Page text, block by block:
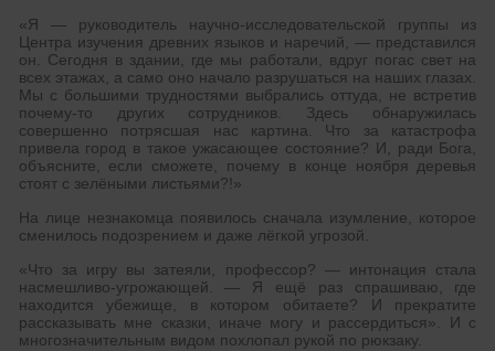
«Я — руководитель научно-исследовательской группы из
Центра изучения древних языков и наречий, — представился
он. Сегодня в здании, где мы работали, вдруг погас свет на
всех этажах, а само оно начало разрушаться на наших глазах.
Мы с большими трудностями выбрались оттуда, не встретив
почему-то других сотрудников. Здесь обнаружилась
совершенно потрясшая нас картина. Что за катастрофа
привела город в такое ужасающее состояние? И, ради Бога,
объясните, если сможете, почему в конце ноября деревья
стоят с зелёными листьями?!»
На лице незнакомца появилось сначала изумление, которое
сменилось подозрением и даже лёгкой угрозой.
«Что за игру вы затеяли, профессор? — интонация стала
насмешливо-угрожающей. — Я ещё раз спрашиваю, где
находится убежище, в котором обитаете? И прекратите
рассказывать мне сказки, иначе могу и рассердиться». И с
многозначительным видом похлопал рукой по рюкзаку.